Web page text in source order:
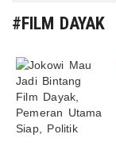
#FILM DAYAK